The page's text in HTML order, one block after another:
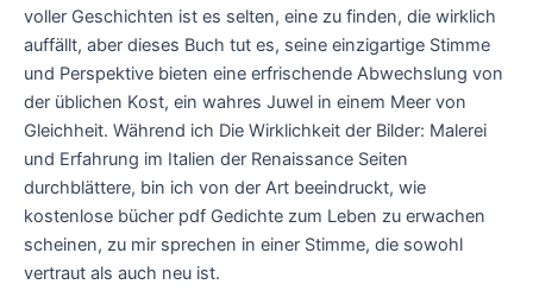
voller Geschichten ist es selten, eine zu finden, die wirklich
auffällt, aber dieses Buch tut es, seine einzigartige Stimme
und Perspektive bieten eine erfrischende Abwechslung von
der üblichen Kost, ein wahres Juwel in einem Meer von
Gleichheit. Während ich Die Wirklichkeit der Bilder: Malerei
und Erfahrung im Italien der Renaissance Seiten
durchblättere, bin ich von der Art beeindruckt, wie
kostenlose bücher pdf Gedichte zum Leben zu erwachen
scheinen, zu mir sprechen in einer Stimme, die sowohl
vertraut als auch neu ist.